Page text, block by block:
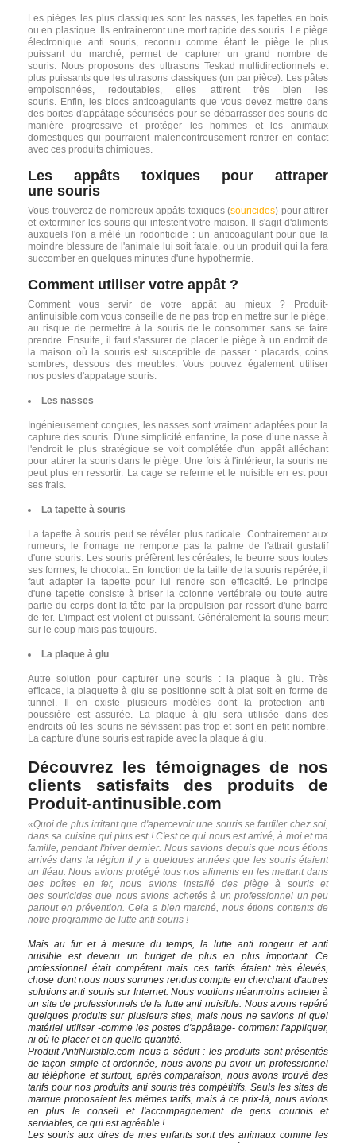
Les pièges les plus classiques sont les nasses, les tapettes en bois
ou en plastique. Ils entraineront une mort rapide des souris. Le piège
électronique anti souris, reconnu comme étant le piège le plus
puissant du marché, permet de capturer un grand nombre de
souris. Nous proposons des ultrasons Teskad multidirectionnels et
plus puissants que les ultrasons classiques (un par pièce). Les pâtes
empoisonnées, redoutables, elles attirent très bien les
souris. Enfin, les blocs anticoagulants que vous devez mettre dans
des boites d'appâtage sécurisées pour se débarrasser des souris de
manière progressive et protéger les hommes et les animaux
domestiques qui pourraient malencontreusement rentrer en contact
avec ces produits chimiques.
Les appâts toxiques pour attraper
une souris
Vous trouverez de nombreux appâts toxiques (souricides) pour attirer
et exterminer les souris qui infestent votre maison. Il s'agit d'aliments
auxquels l'on a mêlé un rodonticide : un anticoagulant pour que la
moindre blessure de l'animale lui soit fatale, ou un produit qui la fera
succomber en quelques minutes d'une hypothermie.
Comment utiliser votre appât ?
Comment vous servir de votre appât au mieux ? Produit-
antinuisible.com vous conseille de ne pas trop en mettre sur le piège,
au risque de permettre à la souris de le consommer sans se faire
prendre. Ensuite, il faut s'assurer de placer le piège à un endroit de
la maison où la souris est susceptible de passer : placards, coins
sombres, dessous des meubles. Vous pouvez également utiliser
nos postes d'appatage souris.
Les nasses
Ingénieusement conçues, les nasses sont vraiment adaptées pour la
capture des souris. D'une simplicité enfantine, la pose d’une nasse à
l'endroit le plus stratégique se voit complétée d'un appât alléchant
pour attirer la souris dans le piège. Une fois à l'intérieur, la souris ne
peut plus en ressortir. La cage se referme et le nuisible en est pour
ses frais.
La tapette à souris
La tapette à souris peut se révéler plus radicale. Contrairement aux
rumeurs, le fromage ne remporte pas la palme de l'attrait gustatif
d'une souris. Les souris préfèrent les céréales, le beurre sous toutes
ses formes, le chocolat. En fonction de la taille de la souris repérée, il
faut adapter la tapette pour lui rendre son efficacité. Le principe
d'une tapette consiste à briser la colonne vertébrale ou toute autre
partie du corps dont la tête par la propulsion par ressort d'une barre
de fer. L'impact est violent et puissant. Généralement la souris meurt
sur le coup mais pas toujours.
La plaque à glu
Autre solution pour capturer une souris : la plaque à glu. Très
efficace, la plaquette à glu se positionne soit à plat soit en forme de
tunnel. Il en existe plusieurs modèles dont la protection anti-
poussière est assurée. La plaque à glu sera utilisée dans des
endroits où les souris ne sévissent pas trop et sont en petit nombre.
La capture d'une souris est rapide avec la plaque à glu.
Découvrez les témoignages de nos
clients satisfaits des produits de
Produit-antinusible.com
«Quoi de plus irritant que d'apercevoir une souris se faufiler chez soi,
dans sa cuisine qui plus est ! C'est ce qui nous est arrivé, à moi et ma
famille, pendant l'hiver dernier. Nous savions depuis que nous étions
arrivés dans la région il y a quelques années que les souris étaient
un fléau. Nous avions protégé tous nos aliments en les mettant dans
des boîtes en fer, nous avions installé des piège à souris et
des souricides que nous avions achetés à un professionnel un peu
partout en prévention. Cela a bien marché, nous étions contents de
notre programme de lutte anti souris !
Mais au fur et à mesure du temps, la lutte anti rongeur et anti
nuisible est devenu un budget de plus en plus important. Ce
professionnel était compétent mais ces tarifs étaient très élevés,
chose dont nous nous sommes rendus compte en cherchant d'autres
solutions anti souris sur Internet. Nous voulions néanmoins acheter à
un site de professionnels de la lutte anti nuisible. Nous avons repéré
quelques produits sur plusieurs sites, mais nous ne savions ni quel
matériel utiliser -comme les postes d'appâtage- comment l'appliquer,
ni où le placer et en quelle quantité.
Produit-AntiNuisible.com nous a séduit : les produits sont présentés
de façon simple et ordonnée, nous avons pu avoir un professionnel
au téléphone et surtout, après comparaison, nous avons trouvé des
tarifs pour nos produits anti souris très compétitifs. Seuls les sites de
marque proposaient les mêmes tarifs, mais à ce prix-là, nous avions
en plus le conseil et l'accompagnement de gens courtois et
serviables, ce qui est agréable !
Les souris aux dires de mes enfants sont des animaux comme les